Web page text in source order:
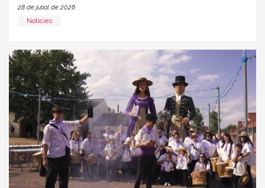
28 de juliol de 2026
Notícies